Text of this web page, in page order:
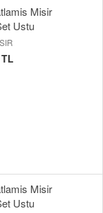
Misir
Ustu
Misir
Ustu